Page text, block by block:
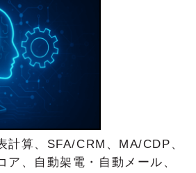
計算、SFA/CRM、MA/CDP、
ア、自動架電・自動メール、